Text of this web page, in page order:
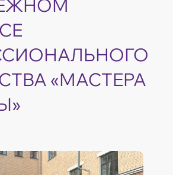
«МАСТЕРА